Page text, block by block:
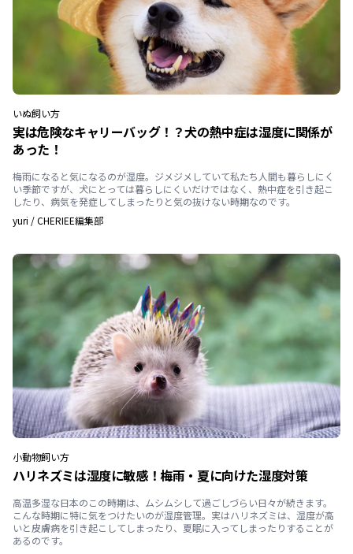
いぬ飼い方
実は危険なキャリーバッグ！？犬の熱中症は湿度に関係が
あった！
梅雨になると気になるのが湿度。ジメジメしていて私たち人間も暮らしにく
い季節ですが、犬にとっては暮らしにくいだけではなく、熱中症を引き起こ
したり、病気を発症してしまったりと気の抜けない時期なのです。
yuri /CHERIEE編集部
小動物飼い方
ハリネズミは湿度に敏感！梅雨・夏に向けた湿度対策
高温多湿な日本のこの時期は、ムシムシして過ごしづらい日々が続きます。
こんな時期に特に気をつけたいのが湿度管理。実はハリネズミは、湿度が高
いと皮膚病を引き起こしてしまったり、夏眠に入ってしまったりすることが
あるのです。